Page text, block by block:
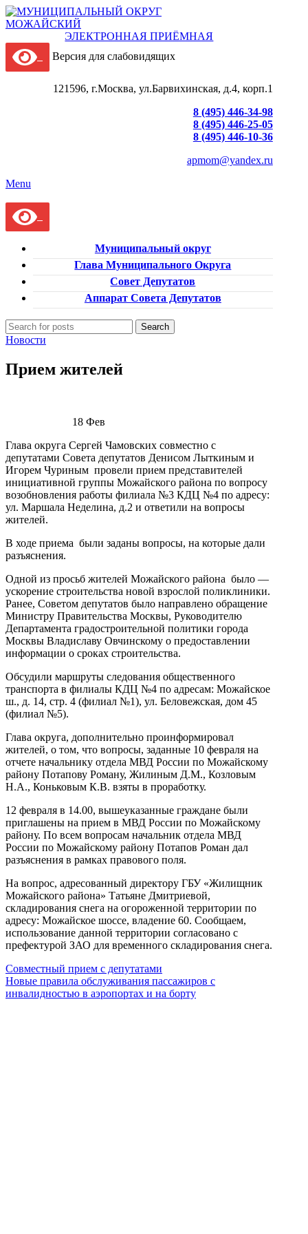
ЭЛЕКТРОННАЯ ПРИЁМНАЯ
Версия для слабовидящих
121596, г.Москва, ул.Барвихинская, д.4, корп.1
8 (495) 446-34-98
8 (495) 446-25-05
8 (495) 446-10-36
apmom@yandex.ru
Menu
Муниципальный округ
Глава Муниципального Округа
Совет Депутатов
Аппарат Совета Депутатов
Search
Новости
Прием жителей
18Фев
Глава округа Сергей Чамовских совместно с
депутатами Совета депутатов Денисом Лыткиным и
Игорем Чуриным провели прием представителей
инициативной группы Можайского района по вопросу
возобновления работы филиала №3 КДЦ №4 по адресу:
ул. Маршала Неделина, д.2 и ответили на вопросы
жителей.
В ходе приема были заданы вопросы, на которые дали
разъяснения.
Одной из просьб жителей Можайского района было —
ускорение строительства новой взрослой поликлиники.
Ранее, Советом депутатов было направлено обращение
Министру Правительства Москвы, Руководителю
Департамента градостроительной политики города
Москвы Владиславу Овчинскому о предоставлении
информации о сроках строительства.
Обсудили маршруты следования общественного
транспорта в филиалы КДЦ №4 по адресам: Можайское
ш., д. 14, стр. 4 (филиал №1), ул. Беловежская, дом 45
(филиал №5).
Глава округа, дополнительно проинформировал
жителей, о том, что вопросы, заданные 10 февраля на
отчете начальнику отдела МВД России по Можайскому
району Потапову Роману, Жилиным Д.М., Козловым
Н.А., Коньковым К.В. взяты в проработку.
12 февраля в 14.00, вышеуказанные граждане были
приглашены на прием в МВД России по Можайскому
району. По всем вопросам начальник отдела МВД
России по Можайскому району Потапов Роман дал
разъяснения в рамках правового поля.
На вопрос, адресованный директору ГБУ «Жилищник
Можайского района» Татьяне Дмитриевой,
складирования снега на огороженной территории по
адресу: Можайское шоссе, владение 60. Сообщаем,
использование данной территории согласовано с
префектурой ЗАО для временного складирования снега.
Совместный прием с депутатами
Новые правила обслуживания пассажиров с
инвалидностью в аэропортах и на борту